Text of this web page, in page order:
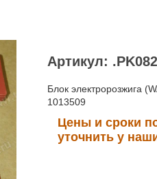
Артикул:
Блок электророзжига
1013509
Цены и сроки
уточнить у